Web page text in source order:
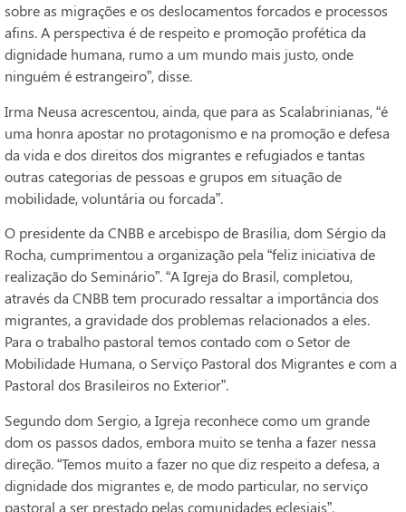
sobre as migrações e os deslocamentos forcados e processos
afins. A perspectiva é de respeito e promoção profética da
dignidade humana, rumo a um mundo mais justo, onde
ninguém é estrangeiro”, disse.
Irma Neusa acrescentou, ainda, que para as Scalabrinianas, “é
uma honra apostar no protagonismo e na promoção e defesa
da vida e dos direitos dos migrantes e refugiados e tantas
outras categorias de pessoas e grupos em situação de
mobilidade, voluntária ou forcada”.
O presidente da CNBB e arcebispo de Brasília, dom Sérgio da
Rocha, cumprimentou a organização pela “feliz iniciativa de
realização do Seminário”. “A Igreja do Brasil, completou,
através da CNBB tem procurado ressaltar a importância dos
migrantes, a gravidade dos problemas relacionados a eles.
Para o trabalho pastoral temos contado com o Setor de
Mobilidade Humana, o Serviço Pastoral dos Migrantes e com a
Pastoral dos Brasileiros no Exterior”.
Segundo dom Sergio, a Igreja reconhece como um grande
dom os passos dados, embora muito se tenha a fazer nessa
direção. “Temos muito a fazer no que diz respeito a defesa, a
dignidade dos migrantes e, de modo particular, no serviço
pastoral a ser prestado pelas comunidades eclesiais”.